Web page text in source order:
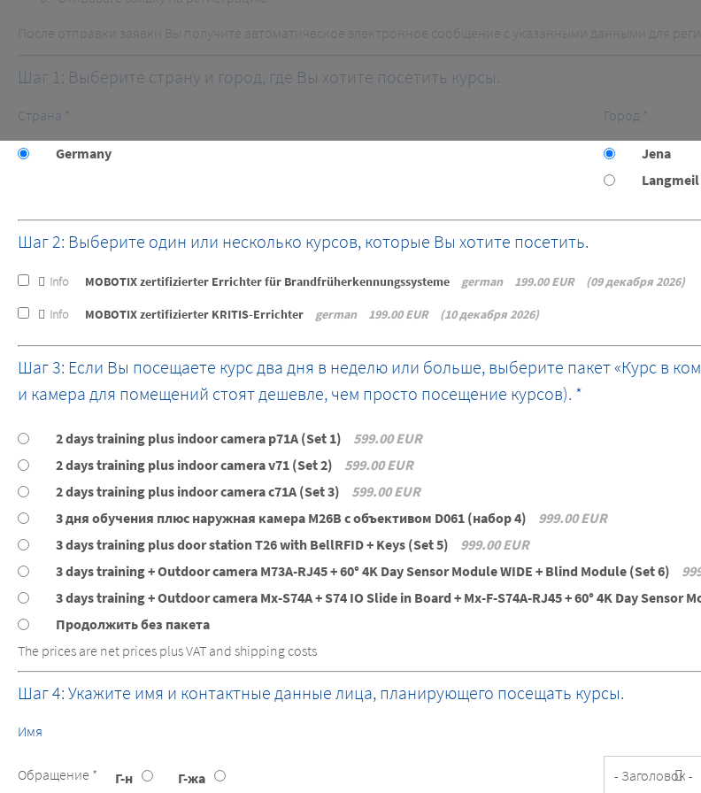
После отправки заявки Вы получите автоматическое электронное сообщение с указанными данными для
Шаг 1: Выберите страну и город, где Вы хотите посетить курсы.
Страна *
Germany
Город *
Jena
Langmeil
Шаг 2: Выберите один или несколько курсов, которые Вы хотите посетить.
Info MOBOTIX zertifizierter Errichter für Brandfrüherkennungssysteme german 199.00 EUR 09 декабря 2026
Info MOBOTIX zertifizierter KRITIS-Errichter german 199.00 EUR 10 декабря 2026
bundle
Шаг 3: Если Вы посещаете курс два дня в неделю или больше, выберите пакет «Курс в
и камера для помещений стоят дешевле, чем просто посещение курсов). *
2 days training plus indoor camera p71A (Set 1)
599.00 EUR
2 days training plus indoor camera v71 (Set 2)
599.00 EUR
2 days training plus indoor camera c71A (Set 3)
599.00 EUR
3 дня обучения плюс наружная камера M26B с объективом D061 (набор 4)
999.00 EUR
3 days training plus door station T26 with BellRFID + Keys (Set 5)
999.00 EUR
3 days training + Outdoor camera M73A-RJ45 + 60° 4K Day Sensor Module WIDE + Blind Module (Set 6)
3 days training + Outdoor camera Mx-S74A + S74 IO Slide in Board + Mx-F-S74A-RJ45 + 60° 4K Day Sensor
Продолжить без пакета
The prices are net prices plus VAT and shipping costs
Шаг 4: Укажите имя и контактные данные лица, планирующего посещать курсы.
Имя
Обращение * Г-н Г-жа